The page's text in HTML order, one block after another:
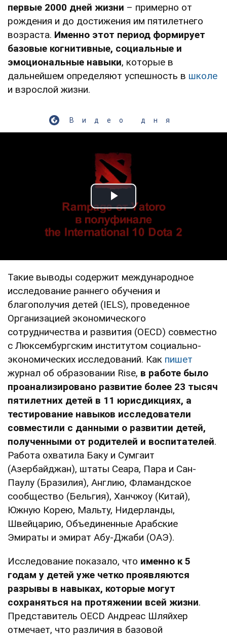
первые 2000 дней жизни – примерно от
рождения и до достижения им пятилетнего
возраста. Именно этот период формирует
базовые когнитивные, социальные и
эмоциональные навыки, которые в
дальнейшем определяют успешность в школе
и взрослой жизни.
Видео дня
Play Video
Такие выводы содержит международное
исследование раннего обучения и
благополучия детей (IELS), проведенное
Организацией экономического
сотрудничества и развития (OECD) совместно
с Люксембургским институтом социально-
экономических исследований. Как пишет
журнал об образовании Rise, в работе было
проанализировано развитие более 23 тысяч
пятилетних детей в 11 юрисдикциях, а
тестирование навыков исследователи
совместили с данными о развитии детей,
полученными от родителей и воспитателей.
Работа охватила Баку и Сумгаит
(Азербайджан), штаты Сеара, Пара и Сан-
Паулу (Бразилия), Англию, Фламандское
сообщество (Бельгия), Ханчжоу (Китай),
Южную Корею, Мальту, Нидерланды,
Швейцарию, Объединенные Арабские
Эмираты и эмират Абу-Джаби (ОАЭ).
Исследование показало, что именно к 5
годам у детей уже четко проявляются
разрывы в навыках, которые могут
сохраняться на протяжении всей жизни.
Представитель OECD Андреас Шляйхер
отмечает, что различия в базовой